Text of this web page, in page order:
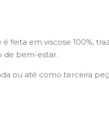
em viscose 100%,
de bem-estar.
ou até como terceira